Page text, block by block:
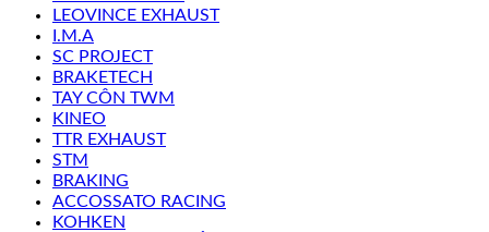
LEOVINCE EXHAUST
I.M.A
SC PROJECT
BRAKETECH
TAY CÔN TWM
KINEO
TTR EXHAUST
STM
BRAKING
ACCOSSATO RACING
KOHKEN